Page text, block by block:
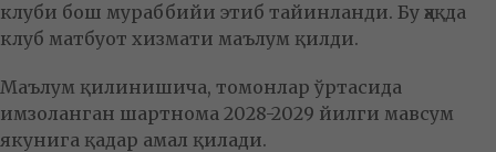
клуби бош мураббийи этиб тайинланди. Бу ҳақда
клуб матбуот хизмати маълум қилди.
Маълум қилинишича, томонлар ўртасида
имзоланган шартнома 2028-2029 йилги мавсум
якунига қадар амал қилади.